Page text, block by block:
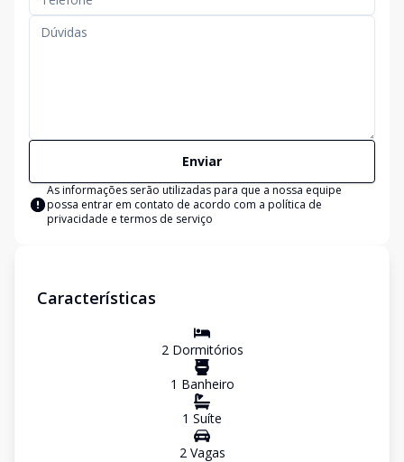
Enviar
As informações serão utilizadas para que a nossa equipe
possa entrar em contato de acordo com a política de
privacidade e termos de serviço
Características
2Dormitórios
1 Banheiro
1 Suíte
2Vagas